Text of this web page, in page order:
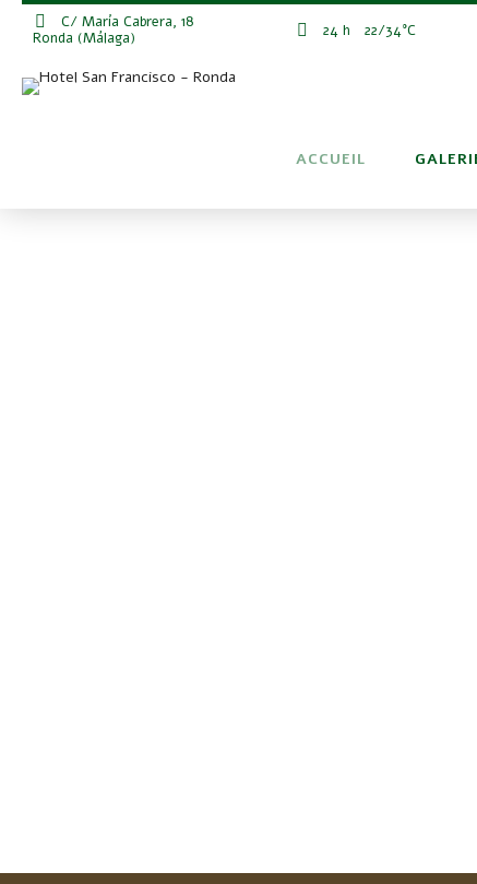
C/ María Cabrera, 18
Ronda (Málaga)
24 h 22/34°C
ACCUEIL